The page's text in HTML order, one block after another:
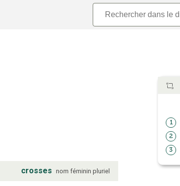
crosses nom féminin pluriel
1
2
3